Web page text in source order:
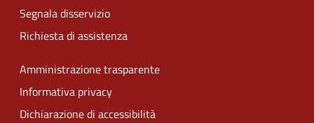
Segnala disservizio
Richiesta di assistenza
Amministrazione trasparente
Informativa privacy
Dichiarazione di accessibilità